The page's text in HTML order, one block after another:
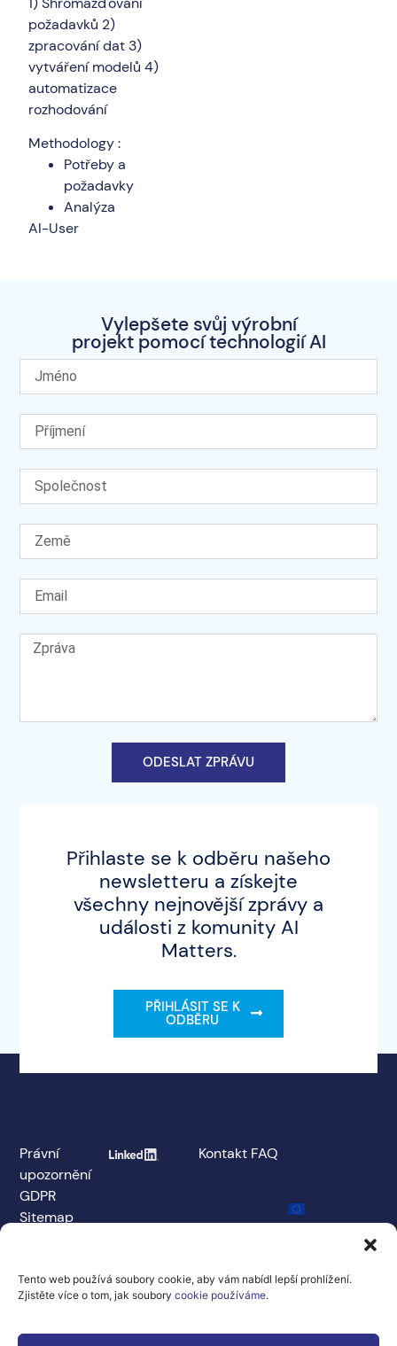
Tento web používá soubory cookie, aby vám nabídl lepší prohlížení.
Zjistěte více o tom, jak soubory cookie používáme.
požadavků 2)
zpracování dat 3)
vytváření modelů 4)
automatizace
rozhodování
Methodology :
Potřeby a
požadavky
Analýza
AI-User
Vylepšete svůj výrobní
projekt pomocí technologií AI
ODESLAT ZPRÁVU
Přihlaste se k odběru našeho
newsletteru a získejte
všechny nejnovější zprávy a
události z komunity AI
Matters.
PŘIHLÁSIT SE K
ODBĚRU
Kontakt FAQ
Právní
upozornění
GDPR
Sitemap
Evropskou unií
grantové